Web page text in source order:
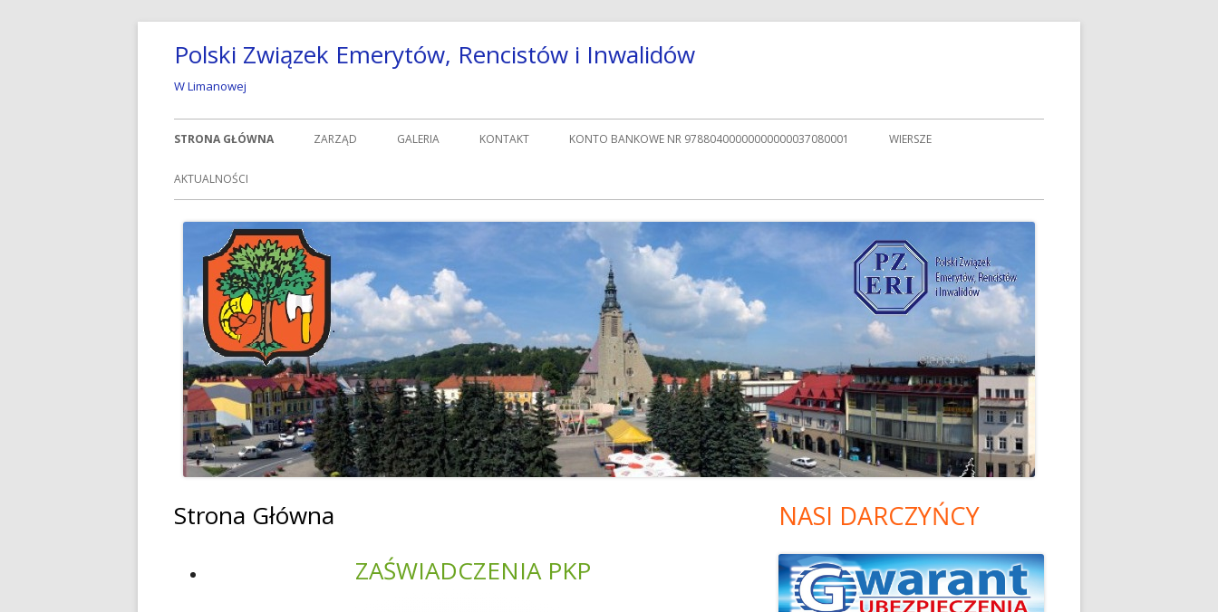
Polski Związek Emerytów, Rencistów i Inwalidów
W Limanowej
Menu
główne
STRONA GŁÓWNA ZARZĄD GALERIA KONTAKT KONTO BANKOWE NR 97880400000000000037080001 WIERSZE
AKTUALNOŚCI
Strona Główna
ZAŚWIADCZENIA PKP
Główny
panel
boczny
NASI DARCZYŃCY